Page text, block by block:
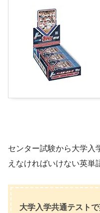
センター試験から大学入
えなければいけない英単
大学入学共通テスト